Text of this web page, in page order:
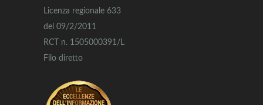
Licenza regionale 633
del 09/2/2011
RCT n. 1505000391/L
Filo diretto